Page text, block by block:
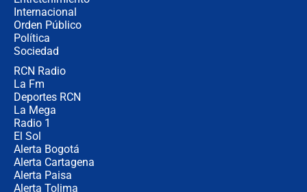
Internacional
Orden Público
Política
Sociedad
RCN Radio
La Fm
Deportes RCN
La Mega
Radio 1
El Sol
Alerta Bogotá
Alerta Cartagena
Alerta Paisa
Alerta Tolima